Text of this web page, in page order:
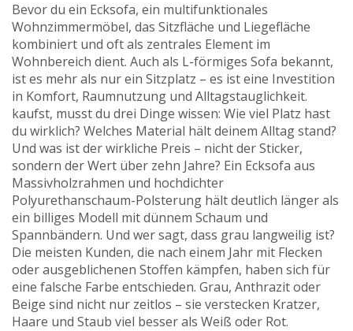
Bevor du ein Ecksofa, ein multifunktionales
Wohnzimmermöbel, das Sitzfläche und Liegefläche
kombiniert und oft als zentrales Element im
Wohnbereich dient. Auch als L-förmiges Sofa bekannt,
ist es mehr als nur ein Sitzplatz – es ist eine Investition
in Komfort, Raumnutzung und Alltagstauglichkeit.
kaufst, musst du drei Dinge wissen: Wie viel Platz hast
du wirklich? Welches Material hält deinem Alltag stand?
Und was ist der wirkliche Preis – nicht der Sticker,
sondern der Wert über zehn Jahre? Ein Ecksofa aus
Massivholzrahmen und hochdichter
Polyurethanschaum-Polsterung hält deutlich länger als
ein billiges Modell mit dünnem Schaum und
Spannbändern. Und wer sagt, dass grau langweilig ist?
Die meisten Kunden, die nach einem Jahr mit Flecken
oder ausgeblichenen Stoffen kämpfen, haben sich für
eine falsche Farbe entschieden. Grau, Anthrazit oder
Beige sind nicht nur zeitlos – sie verstecken Kratzer,
Haare und Staub viel besser als Weiß oder Rot.